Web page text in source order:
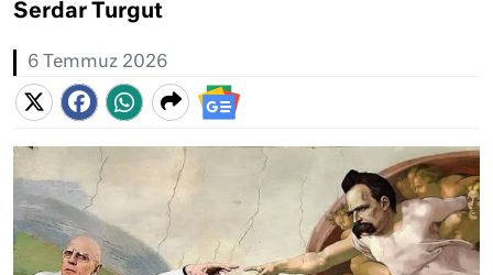
Serdar Turgut
6 Temmuz 2026